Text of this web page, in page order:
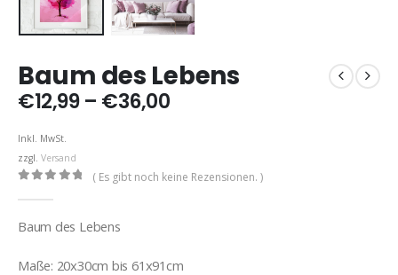
Baum des Lebens
€12,99 – €36,00Preisspanne:
Inkl. MwSt.
zzgl. Versand
( Es gibt noch keine Rezensionen. )
Baum des Lebens
Maße: 20x30cm bis 61x91cm